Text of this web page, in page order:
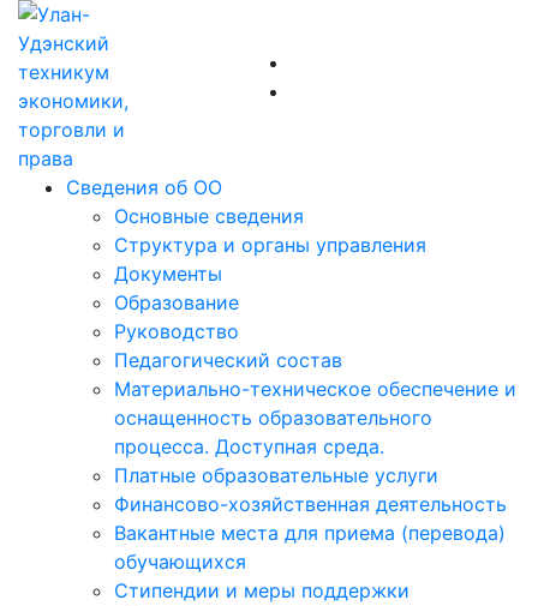
Сведения об ОО
Основные сведения
Структура и органы управления
Документы
Образование
Руководство
Педагогический состав
Материально-техническое обеспечение и
оснащенность образовательного
процесса. Доступная среда.
Платные образовательные услуги
Финансово-хозяйственная деятельность
Вакантные места для приема (перевода)
обучающихся
Стипендии и меры поддержки